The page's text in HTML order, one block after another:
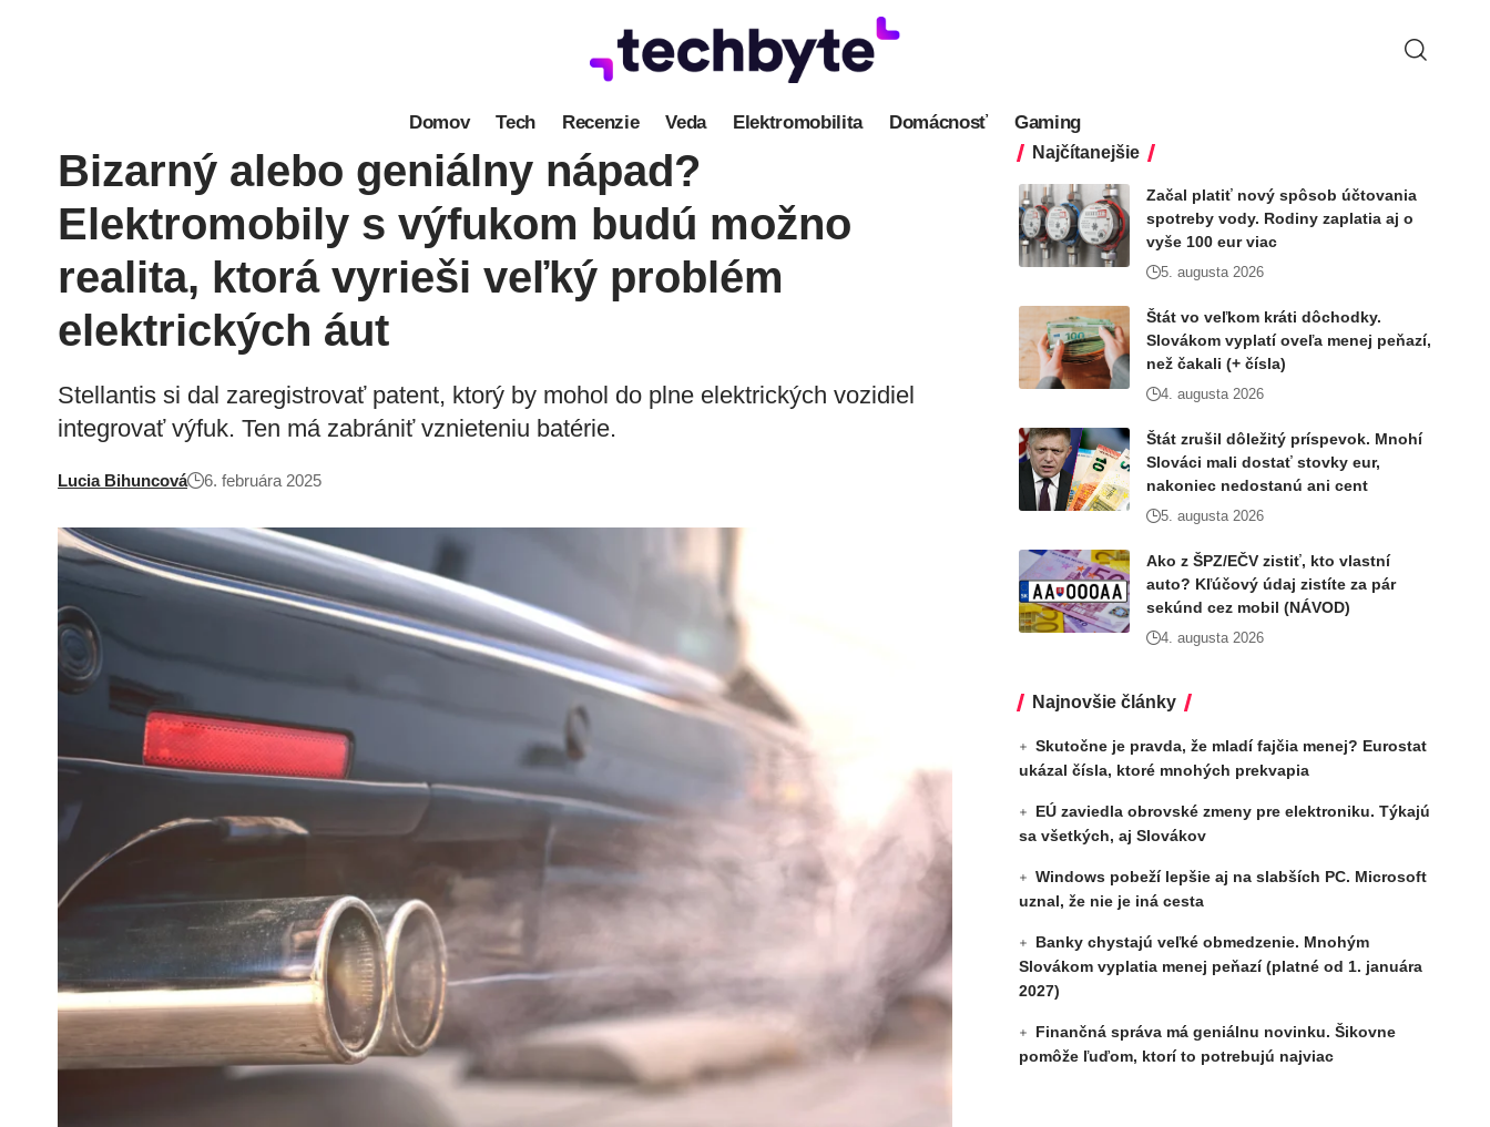
Domov Tech Recenzie Veda Elektromobilita Domácnosť Gaming
Bizarný alebo geniálny nápad?
Elektromobily s výfukom budú možno
realita, ktorá vyrieši veľký problém
elektrických áut
Stellantis si dal zaregistrovať patent, ktorý by mohol do plne elektrických vozidiel
integrovať výfuk. Ten má zabrániť vznieteniu batérie.
Lucia Bihuncová 6. februára 2025
Najčítanejšie
Začal platiť nový spôsob účtovania
spotreby vody. Rodiny zaplatia aj o
vyše 100 eur viac
5. augusta 2026
Štát vo veľkom kráti dôchodky.
Slovákom vyplatí oveľa menej peňazí,
než čakali (+ čísla)
4. augusta 2026
Štát zrušil dôležitý príspevok. Mnohí
Slováci mali dostať stovky eur,
nakoniec nedostanú ani cent
5. augusta 2026
Ako z ŠPZ/EČV zistiť, kto vlastní
auto? Kľúčový údaj zistíte za pár
sekúnd cez mobil (NÁVOD)
4. augusta 2026
Najnovšie články
Skutočne je pravda, že mladí fajčia menej? Eurostat
ukázal čísla, ktoré mnohých prekvapia
EÚ zaviedla obrovské zmeny pre elektroniku. Týkajú
sa všetkých, aj Slovákov
Windows pobeží lepšie aj na slabších PC. Microsoft
uznal, že nie je iná cesta
Banky chystajú veľké obmedzenie. Mnohým
Slovákom vyplatia menej peňazí (platné od 1. januára
2027)
Finančná správa má geniálnu novinku. Šikovne
pomôže ľuďom, ktorí to potrebujú najviac